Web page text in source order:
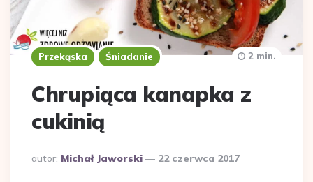
Przekąska Śniadanie
Chrupiąca kanapka z
cukinią
Dodane
autor: Michał Jaworski 22 czerwca 2017
2 min.